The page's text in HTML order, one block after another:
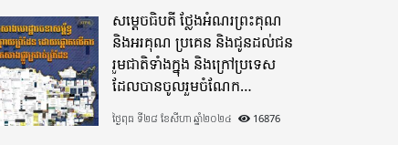
សម្តេចធិបតី ថ្លែងអំណរព្រះគុណ
និងអរគុណ ប្រគេន និងជូនដល់ជន
រួមជាតិទាំងក្នុង​ និងក្រៅប្រទេស​
ដែលបានចូលរួមចំណែក
យ៉ាងផុលផុសបរិច្ចាគថវិកាក្នុង
«មូលនិធិកសាងហេដ្ឋារចនាសម្ព័ន្ធ
ថ្ងៃពុធ ទី២៨ ខែសីហា ឆ្នាំ២០២៤ 16876